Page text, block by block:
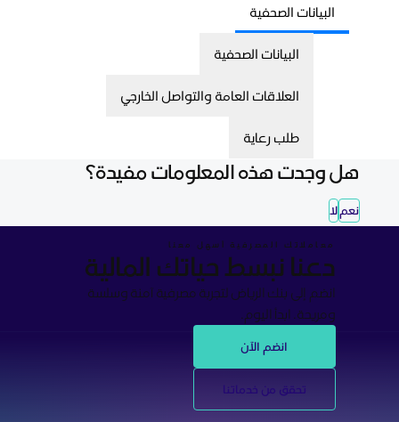
البيانات الصحفية
البيانات الصحفية
العلاقات العامة والتواصل الخارجي
طلب رعاية
هل وجدت هذه المعلومات مفيدة؟
نعملا
معاملاتك المصرفية أسهل معنا
دعنا نبسط حياتك المالية
انضم إلى بنك الرياض لتجربة مصرفية آمنة وسلسة
ومريحة. ابدأ اليوم.
انضم الآن
تحقق من خدماتنا